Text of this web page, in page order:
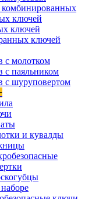
ключей
ключей
ключей
с молотком
с паяльником
с шуруповертом
и кувалды